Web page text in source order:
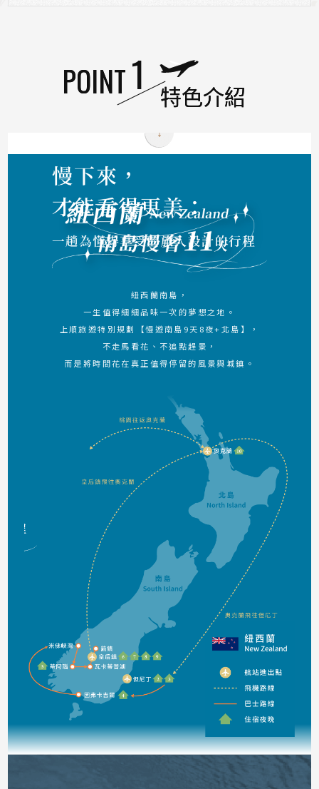
特色介紹
紐西蘭南島，
一生值得細細品味一次的夢想之地。
上順旅遊特別規劃【慢遊南島9天8夜+北島】，
不走馬看花、不追點趕景，
而是將時間花在真正值得停留的風景與城鎮。